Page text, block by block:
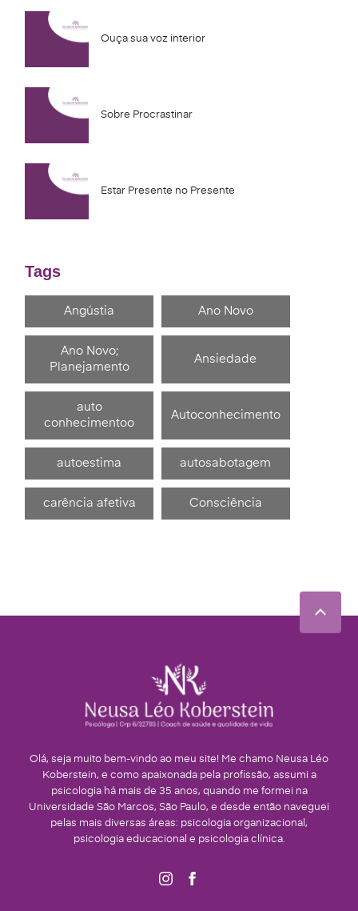
Ouça sua voz interior
Sobre Procrastinar
Estar Presente no Presente
Tags
Angústia Ano Novo
Ano Novo;
Planejamento
Ansiedade
auto
conhecimentoo
Autoconhecimento
autoestima autosabotagem
carência afetiva Consciência
Olá, seja muito bem-vindo ao meu site! Me chamo Neusa Léo
Koberstein, e como apaixonada pela profissão, assumi a
psicologia há mais de 35 anos, quando me formei na
Universidade São Marcos, São Paulo, e desde então naveguei
pelas mais diversas áreas: psicologia organizacional,
psicologia educacional e psicologia clínica.